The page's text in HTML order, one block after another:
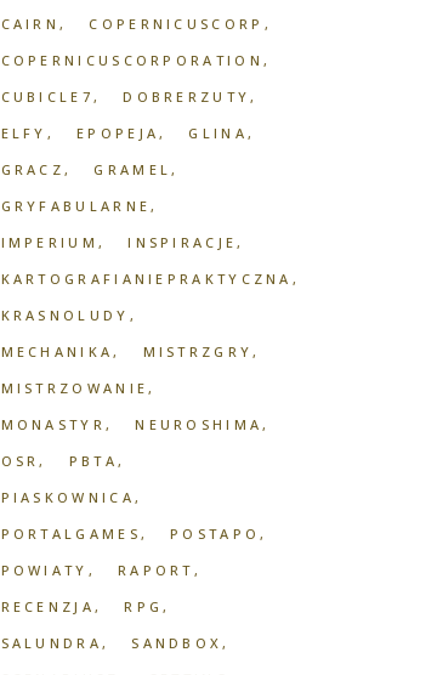
CAIRN
COPERNICUSCORP
COPERNICUSCORPORATION
CUBICLE7
DOBRERZUTY
ELFY
EPOPEJA
GLINA
GRACZ
GRAMEL
GRYFABULARNE
IMPERIUM
INSPIRACJE
KARTOGRAFIANIEPRAKTYCZNA
KRASNOLUDY
MECHANIKA
MISTRZGRY
MISTRZOWANIE
MONASTYR
NEUROSHIMA
OSR
PBTA
PIASKOWNICA
PORTALGAMES
POSTAPO
POWIATY
RAPORT
RECENZJA
RPG
SALUNDRA
SANDBOX